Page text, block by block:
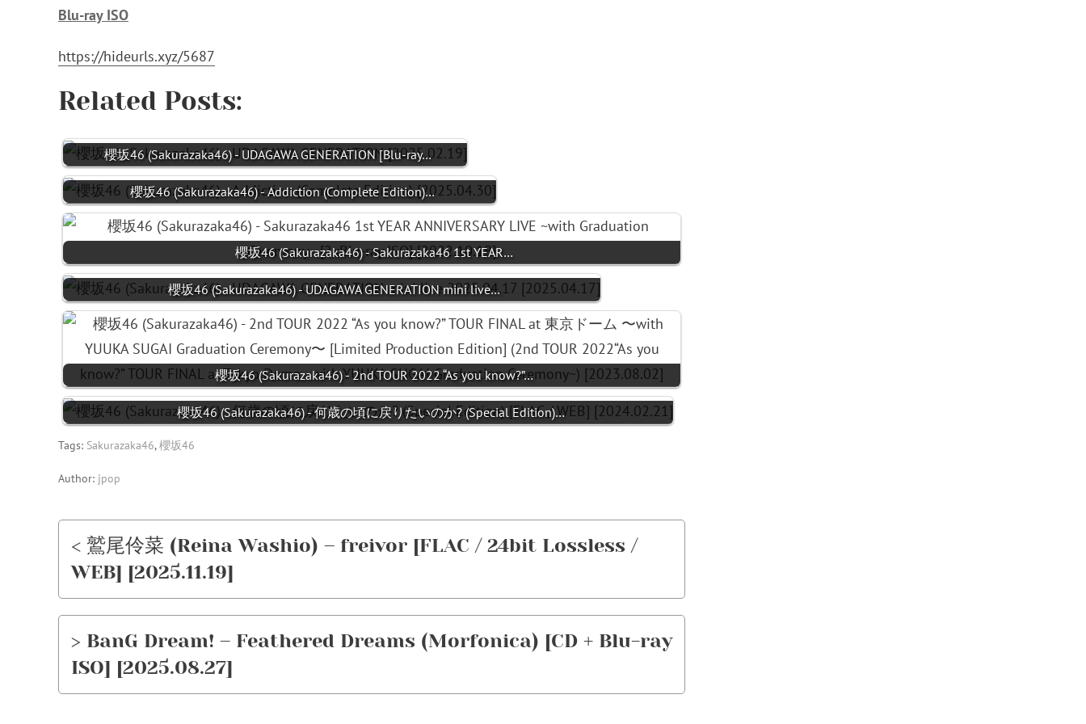
Blu-ray ISO
https://hideurls.xyz/5687
Related Posts:
櫻坂46 (Sakurazaka46) - UDAGAWA GENERATION [Blu-ray…
櫻坂46 (Sakurazaka46) - Addiction (Complete Edition)…
櫻坂46 (Sakurazaka46) - Sakurazaka46 1st YEAR…
櫻坂46 (Sakurazaka46) - UDAGAWA GENERATION mini live…
櫻坂46 (Sakurazaka46) - 2nd TOUR 2022 “As you know?”…
櫻坂46 (Sakurazaka46) - 何歳の頃に戻りたいのか? (Special Edition)…
Tags: Sakurazaka46,櫻坂46
Author: jpop
< 鷲尾伶菜 (Reina Washio) – freivor [FLAC / 24bit Lossless /
WEB] [2025.11.19]
> BanG Dream! – Feathered Dreams (Morfonica) [CD + Blu-ray
ISO] [2025.08.27]